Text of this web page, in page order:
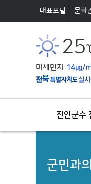
대표포털 문화
25
미세먼지 14㎍/㎥
진안군수
군민과